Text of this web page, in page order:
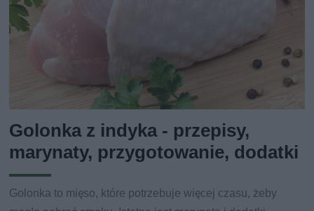
Golonka z indyka - przepisy,
marynaty, przygotowanie, dodatki
Golonka to mięso, które potrzebuje więcej czasu, żeby